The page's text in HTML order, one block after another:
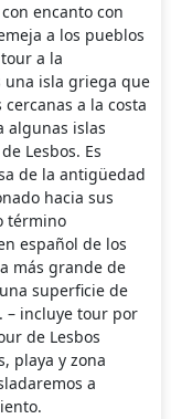
encanto con
a los pueblos
a la
una isla griega que
a la costa
algunas islas
Lesbos. Es
de la antigüedad
hacia sus
término
español de los
más grande de
superficie de
– incluye tour por
de Lesbos
playa y zona
a